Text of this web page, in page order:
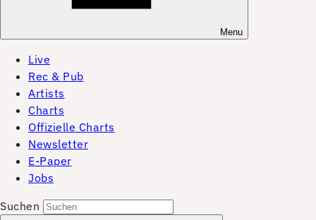
Menu
Live
Rec & Pub
Artists
Charts
Offizielle Charts
Newsletter
E-Paper
Jobs
Suchen